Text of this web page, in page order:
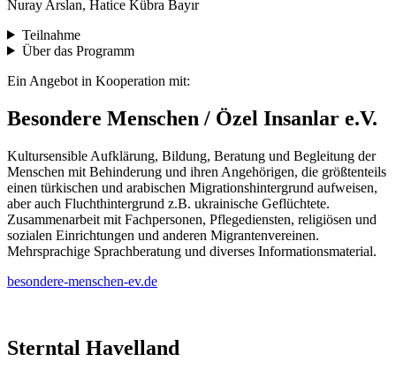
Nuray Arslan, Hatice Kübra Bayır
Teilnahme
Über das Programm
Ein Angebot in Kooperation mit:
Besondere Menschen / Özel Insanlar e.V.
Kultursensible Aufklärung, Bildung, Beratung und Begleitung der
Menschen mit Behinderung und ihren Angehörigen, die größtenteils
einen türkischen und arabischen Migrationshintergrund aufweisen,
aber auch Fluchthintergrund z.B. ukrainische Geflüchtete.
Zusammenarbeit mit Fachpersonen, Pflegediensten, religiösen und
sozialen Einrichtungen und anderen Migrantenvereinen.
Mehrsprachige Sprachberatung und diverses Informationsmaterial.
besondere-menschen-ev.de
Sterntal Havelland